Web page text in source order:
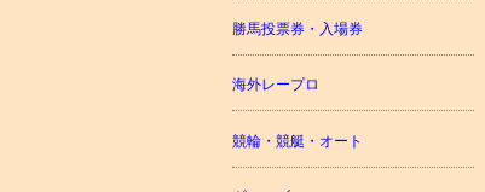
勝馬投票券・入場券
海外レープロ
競輪・競艇・オート